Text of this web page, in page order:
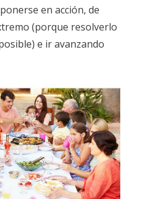
en acción, de
(porque resolverlo
e ir avanzando